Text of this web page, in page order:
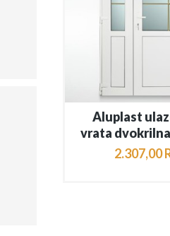
Aluplast
vrata
2.307,00